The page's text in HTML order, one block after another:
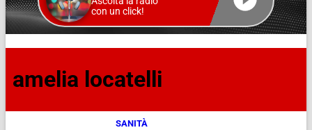
con un click!
amelia locatelli
SANITÀ